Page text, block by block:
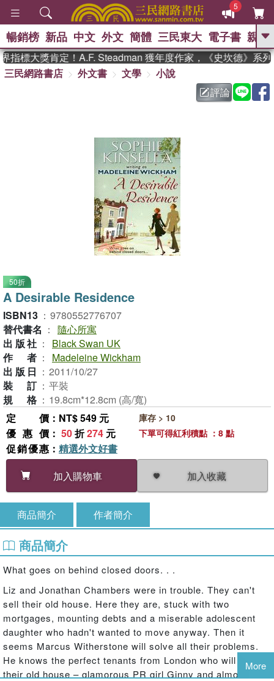
5
GO
熱搜： 東野圭吾
父親節 、 如果歷
暑期推薦 、 國際布克
偉大的迷走神經
暢銷榜 新品 中文 外文 簡體 三民東大 電子書 親子
標大獎肯定！A.F. Steadman 獲年度作家，《史坎德》系列
三民網路書店
外文書 文學
小說
評論
50折
A Desirable Residence
ISBN13 ： 9780552776707
替代書名 ： 隨心所寓
出版社 ：
Black Swan UK
作者 ：
Madeleine Wickham
出版日 ： 2011/10/27
裝訂 ： 平裝
規格 ： 19.8cm*12.8cm (高/寬)
定價 ：NT$ 549 元
優惠價 ： 50折274 元
促銷優惠 ： 精選外文好書
加入購物車
加入收藏
庫存 > 10
下單可得紅利積點 ：8 點
商品簡介 作者簡介
商品簡介
What goes on behind closed doors. . .
Liz and Jonathan Chambers were in trouble. They can't
sell their old house. Here they are, stuck with two
mortgages, mounting debts and a miserable adolescent
daughter who hadn't wanted to move anyway. Then it
seems Marcus Witherstone will solve all their problems.
He knows the perfect tenants from London who will rent
their old house – glamorous PR girl Ginny and almost-
More